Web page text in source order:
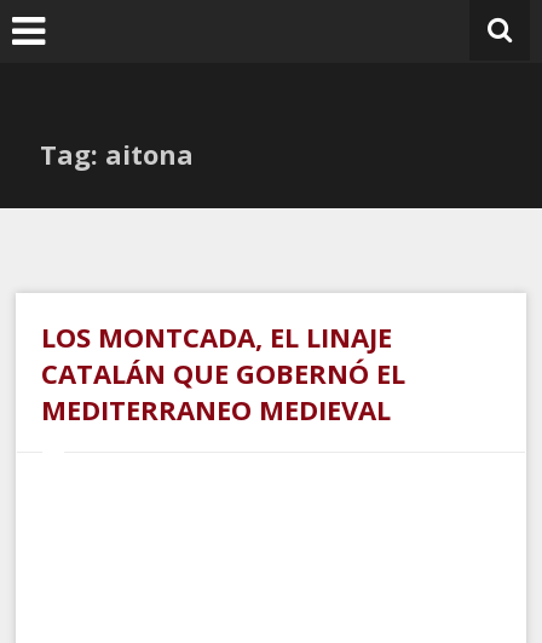
Ir
al
Tag: aitona
LOS MONTCADA, EL LINAJE
CATALÁN QUE GOBERNÓ EL
MEDITERRANEO MEDIEVAL